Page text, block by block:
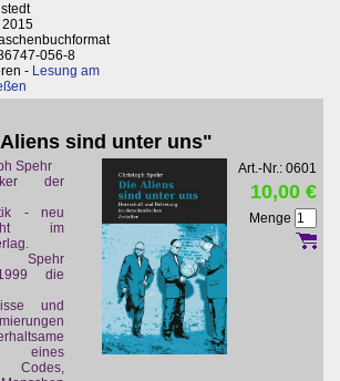
2015
056-8
- Lesung am
sind unter uns"
Spehr
der
- neu
im
Spehr
die
und
eines
Codes,
Art.-Nr.: 0601
10,00 €
Menge